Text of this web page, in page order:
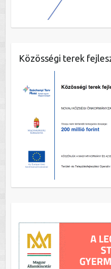
Közösségi terek